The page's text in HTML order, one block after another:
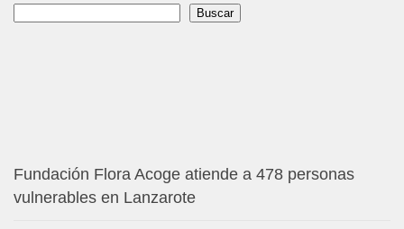
Buscar
Fundación Flora Acoge atiende a 478 personas
vulnerables en Lanzarote